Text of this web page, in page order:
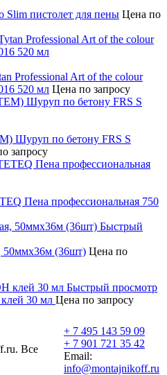
Slim пистолет для пены Цена по
Professional Art of the colour
520 мл Цена по запросу
Шуруп по бетону FRS S
запросу
Пена профессиональная 750
Быстрый
50ммх36м (36шт) Цена по
Быстрый просмотр
30 мл Цена по запросу
Все
+ 7 495 143 59 09
+ 7 901 721 35 42
Email:
info@montajnikoff.ru